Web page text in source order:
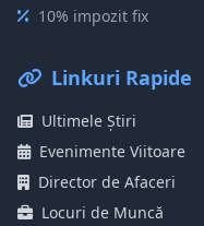
10% impozit fix
Linkuri Rapide
Ultimele Știri
Evenimente Viitoare
Director de Afaceri
Locuri de Muncă